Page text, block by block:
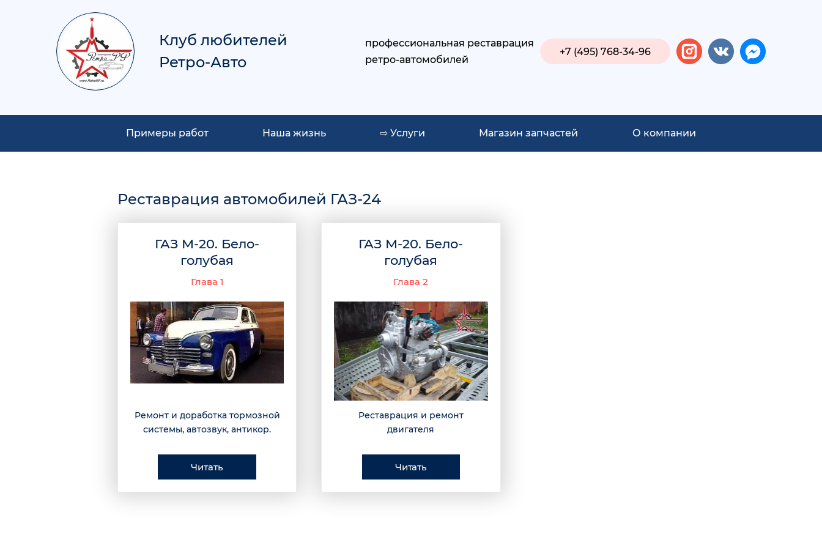
Клуб любителей
Ретро-Авто
+7 (495) 768-34-96
профессиональная реставрация
ретро-автомобилей
Примеры работ Наша жизнь ⇨ Услуги Магазин запчастей О компании
Реставрация автомобилей ГАЗ-24
ГАЗ М-20. Бело-
голубая
Глава 1
Ремонт и доработка тормозной
системы, автозвук, антикор.
Читать
ГАЗ М-20. Бело-
голубая
Глава 2
Реставрация и ремонт
двигателя
Читать